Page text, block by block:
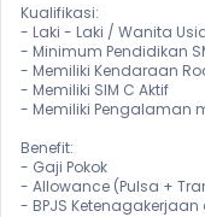
Kualifikasi:
- Laki - Laki / Wanita
- Minimum Pendidikan
- Memiliki Kendaraan
- Memiliki SIM C Aktif
- Memiliki Pengalaman
Benefit:
- Gaji Pokok
- Allowance (Pulsa +
- BPJS